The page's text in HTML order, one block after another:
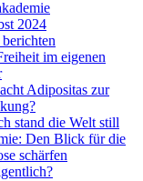
2024
im eigenen
Adipositas zur
stand die Welt still
Den Blick für die
schärfen